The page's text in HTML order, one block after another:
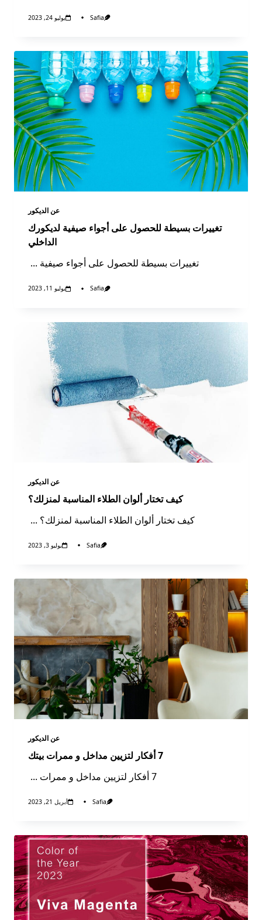
Safia يوليو 24, 2023
عن الديكور​
تغييرات بسيطة للحصول على أجواء صيفية لديكورك
الداخلي
تغييرات بسيطة للحصول على أجواء صيفية ...
Safia يوليو 11, 2023
عن الديكور​
كيف تختار ألوان الطلاء المناسبة لمنزلك؟
كيف تختار ألوان الطلاء المناسبة لمنزلك؟ ...
Safia يوليو 3, 2023
عن الديكور​
7 أفكار لتزيين مداخل و ممرات بيتك​
7 أفكار لتزيين مداخل و ممرات
...
Safia أبريل 21, 2023